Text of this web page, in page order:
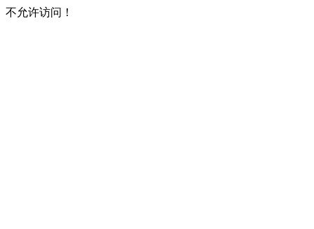
不允许访问！